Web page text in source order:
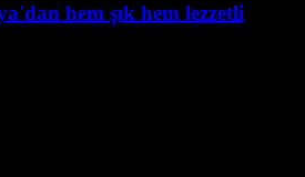
hem şık hem lezzetli